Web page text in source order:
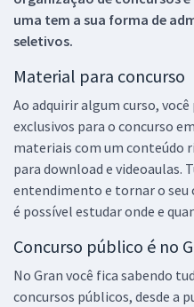
uma tem a sua forma de
seletivos.
Material para concurso
Ao adquirir algum curso,
exclusivos para o concurso
materiais com um conteúdo
para download e videoaulas.
entendimento e tornar o seu
é possível estudar onde e
Concurso público é no
No Gran você fica sabendo
concursos públicos, desde a